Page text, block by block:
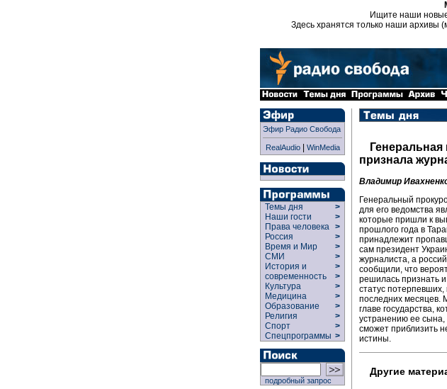
Ищите наши
Здесь хранятся только наши архивы
Эфир Радио Свобода
RealAudio| WinMedia
Темы дня
>
Наши гости
>
Права человека >
Россия
>
Время и Мир
>
СМИ
>
История и
современность
>
>
Культура
>
Медицина
>
Образование
>
Религия
>
Спорт
>
Спецпрограммы >
подробный запрос
признала
Владимир
Генеральный
для его ведомства
которые пришли к
прошлого года в
принадлежит
сам президент
журналиста, а
сообщили, что
решилась признать
статус
последних месяцев.
главе государства,
устранению ее сына,
сможет приблизить
истины.
Другие